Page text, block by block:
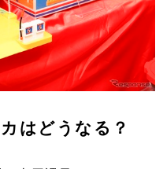
はどうなる？